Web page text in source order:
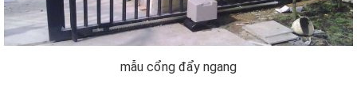
mẫu cổng đẩy ngang